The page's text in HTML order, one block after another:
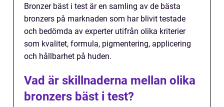
Bronzer bäst i test är en samling av de bästa
bronzers på marknaden som har blivit testade
och bedömda av experter utifrån olika kriterier
som kvalitet, formula, pigmentering, applicering
och hållbarhet på huden.
Vad är skillnaderna mellan olika
bronzers bäst i test?